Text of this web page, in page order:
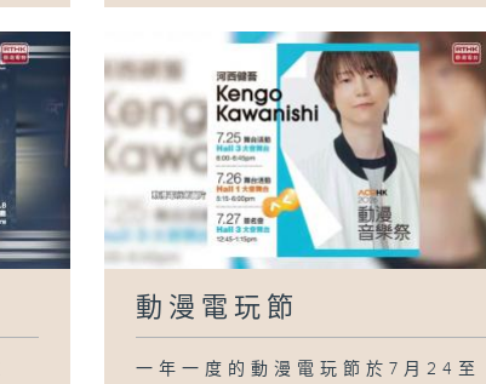
動漫電玩節
一年一度的動漫電玩節於7月24至